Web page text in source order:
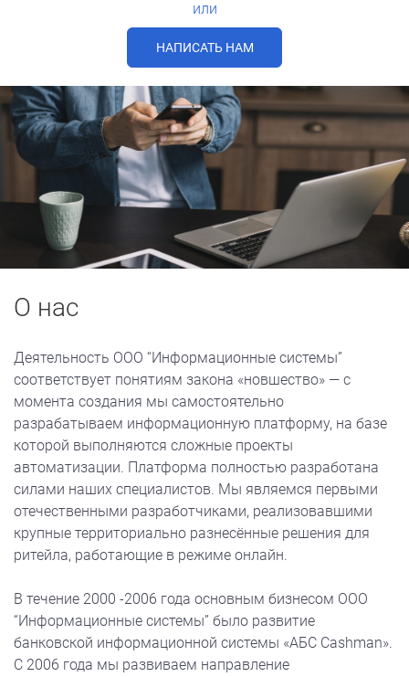
17:30
или
НАПИСАТЬ НАМ
О нас
Деятельность ООО “Информационные системы”
соответствует понятиям закона «новшество» — с
момента создания мы самостоятельно
разрабатываем информационную платформу, на базе
которой выполняются сложные проекты
автоматизации. Платформа полностью разработана
силами наших специалистов. Мы являемся первыми
отечественными разработчиками, реализовавшими
крупные территориально разнесённые решения для
ритейла, работающие в режиме онлайн.
В течение 2000 -2006 года основным бизнесом ООО
“Информационные системы” было развитие
банковской информационной системы «АБС Cashman».
С 2006 года мы развиваем направление